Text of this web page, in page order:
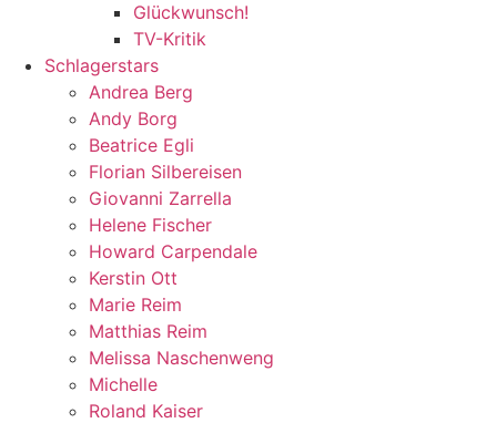
Glückwunsch!
TV-Kritik
Schlagerstars
Andrea Berg
Andy Borg
Beatrice Egli
Florian Silbereisen
Giovanni Zarrella
Helene Fischer
Howard Carpendale
Kerstin Ott
Marie Reim
Matthias Reim
Melissa Naschenweng
Michelle
Roland Kaiser